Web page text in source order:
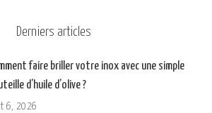
Derniers articles
faire briller votre inox avec une simple
d’huile d’olive ?
6, 2026